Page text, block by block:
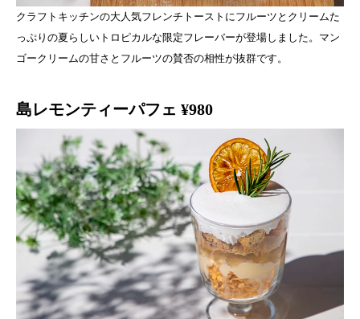
クラフトキッチンの大人気フレンチトーストにフルーツとクリームた
っぷりの夏らしいトロピカルな限定フレーバーが登場しました。マン
ゴークリームの甘さとフルーツの賛否の相性が抜群です。
島レモンティーパフェ ¥980